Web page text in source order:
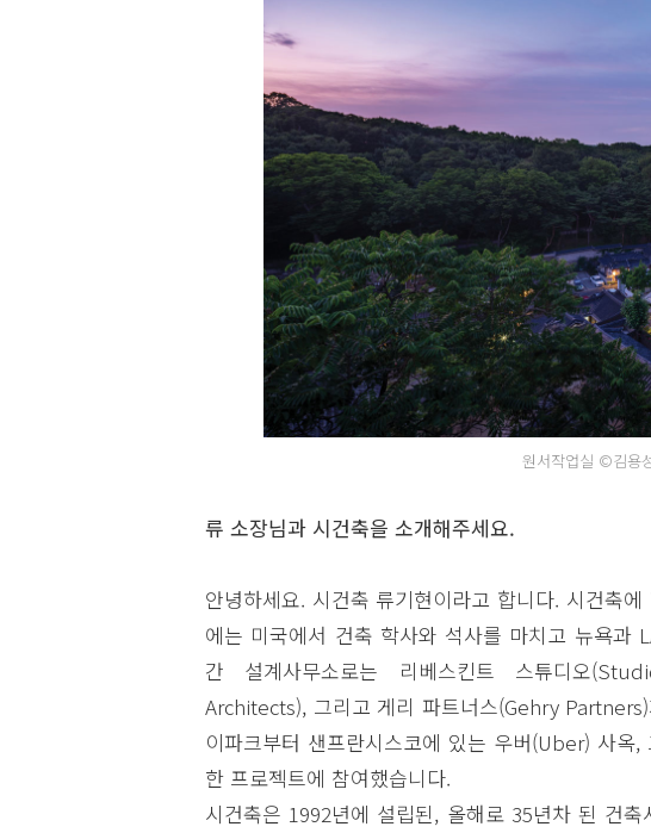
원서작업실 ©김용
류 소장님과 시건축을 소개해주세요.
안녕하세요. 시건축 류기현이라고 합니다. 시건축
에는 미국에서 건축 학사와 석사를 마치고 뉴욕과
간 설계사무소로는 리베스킨트 스튜디오
Architects), 그리고 게리 파트너스(Gehry
이파크부터 샌프란시스코에 있는 우버(Uber) 사옥
한 프로젝트에 참여했습니다.
시건축은 1992년에 설립된, 올해로 35년차 된 건